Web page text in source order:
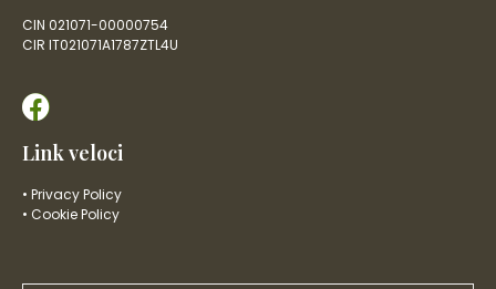
CIN 021071-00000754
CIR IT021071A1787ZTL4U
Link veloci
• Privacy Policy
• Cookie Policy